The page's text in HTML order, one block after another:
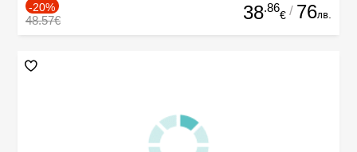
-20%
48.57€ 38.86
€ / 76лв.